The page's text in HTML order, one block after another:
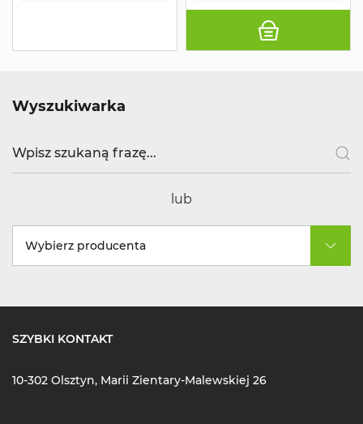
Wyszukiwarka
lub
Wybierz producenta
SZYBKI KONTAKT
10-302 Olsztyn, Marii Zientary-Malewskiej 26